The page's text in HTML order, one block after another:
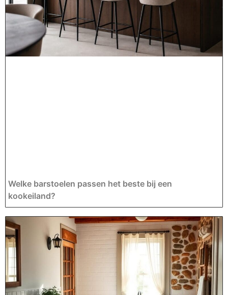
Welke barstoelen passen het beste bij een
kookeiland?